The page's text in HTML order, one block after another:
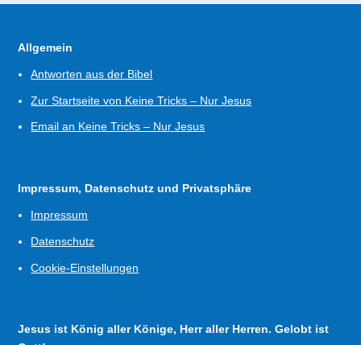
Allgemein
Antworten aus der Bibel
Zur Startseite von Keine Tricks – Nur Jesus
Email an Keine Tricks – Nur Jesus
Impressum, Datenschutz und Privatsphäre
Impressum
Datenschutz
Cookie-Einstellungen
Jesus ist König aller Könige, Herr aller Herren. Gelobt ist